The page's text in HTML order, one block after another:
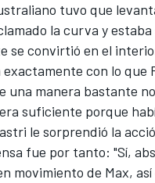
tuvo que
la curva y
se convirtió en el
con lo que
una manera bastante
suficiente porque
le sorprendió la
fue por tanto: "Sí,
movimiento de Max,